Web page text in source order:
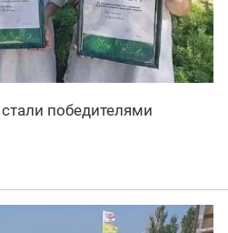
победителями